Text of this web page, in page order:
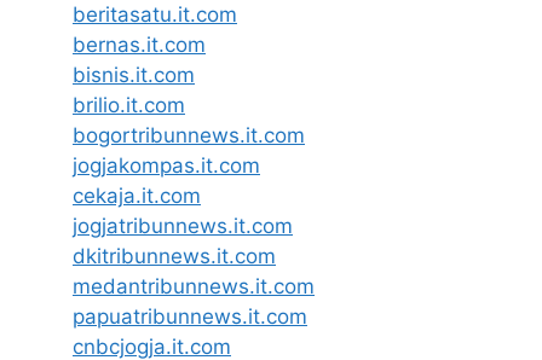
beritasatu.it.com
bernas.it.com
bisnis.it.com
brilio.it.com
bogortribunnews.it.com
jogjakompas.it.com
cekaja.it.com
jogjatribunnews.it.com
dkitribunnews.it.com
medantribunnews.it.com
papuatribunnews.it.com
cnbcjogja.it.com